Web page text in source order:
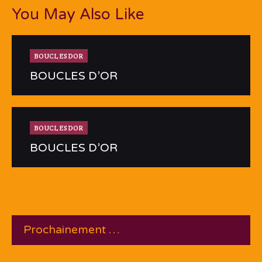
You May Also Like
BOUCLESDOR
BOUCLES D’OR
BOUCLESDOR
BOUCLES D’OR
Prochainement …